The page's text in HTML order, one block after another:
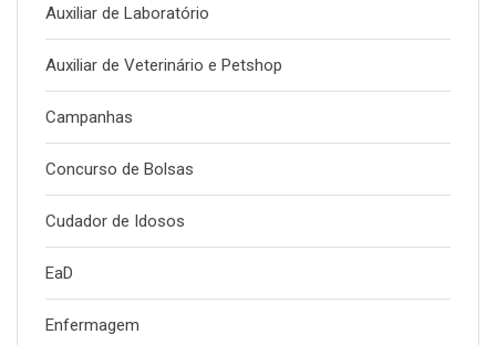
Auxiliar de Laboratório
Auxiliar de Veterinário e Petshop
Campanhas
Concurso de Bolsas
Cudador de Idosos
EaD
Enfermagem